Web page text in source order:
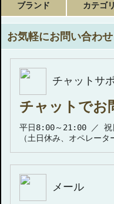
ブランド カテゴリ
お気軽にお問い合わ
チャットサ
チャットでお
平日8:00～21:00 ／
（土日休み、オペレータ
メール